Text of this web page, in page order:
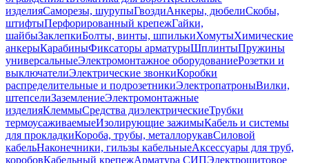
изделияСаморезы, шурупыГвоздиАнкеры, дюбелиСкобы,
штифтыПерфорированный крепежГайки,
шайбыЗаклепкиБолты, винты, шпилькиХомутыХимические
анкерыКарабиныФиксаторы арматурыШплинтыПружины
универсальныеЭлектромонтажное оборудованиеРозетки и
выключателиЭлектрические звонкиКоробки
распределительные и подрозетникиЭлектропатроныВилки,
штепселиЗаземлениеЭлектромонтажные
изделияКлеммыСредства диэлектрическиеТрубки
термоусаживаемыеИзолирующие зажимыКабель и системы
для прокладкиКороба, трубы, металлорукавСиловой
кабельНаконечники, гильзы кабельныеАксессуары для труб,
коробовКабельный крепежАрматура СИПЭлектрощитовое